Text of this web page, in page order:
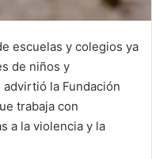
escuelas y colegios ya
de niños y
la Fundación
trabaja con
a la violencia y la